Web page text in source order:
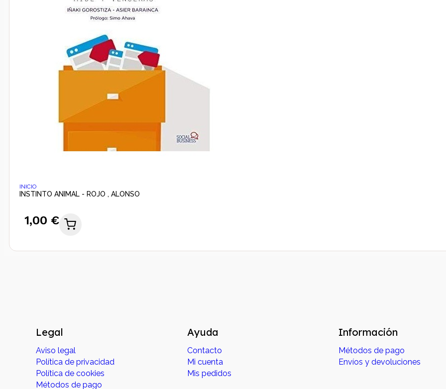
INICIO
INSTINTO ANIMAL - ROJO , ALONSO
1,00 €
Legal
Aviso legal
Política de privacidad
Política de cookies
Métodos de pago
Ayuda
Contacto
Mi cuenta
Mis pedidos
Información
Métodos de pago
Envíos y devoluciones